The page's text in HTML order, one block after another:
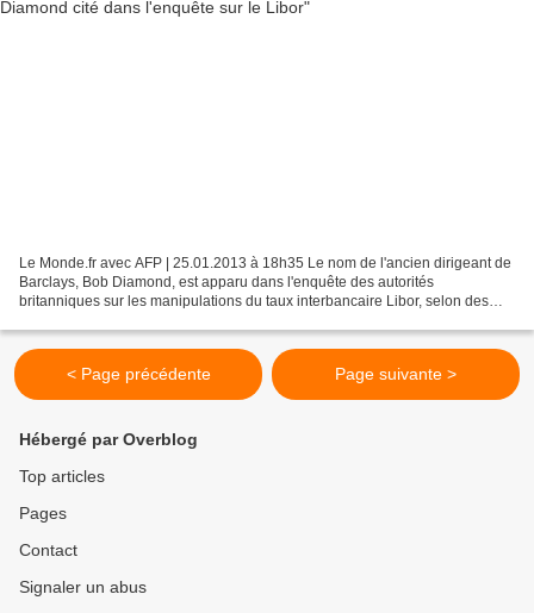
Le Monde.fr avec AFP | 25.01.2013 à 18h35 Le nom de l'ancien dirigeant de
Barclays, Bob Diamond, est apparu dans l'enquête des autorités
britanniques sur les manipulations du taux interbancaire Libor, selon des
< Page précédente Page suivante >
Hébergé par Overblog
Top articles
Pages
Contact
Signaler un abus